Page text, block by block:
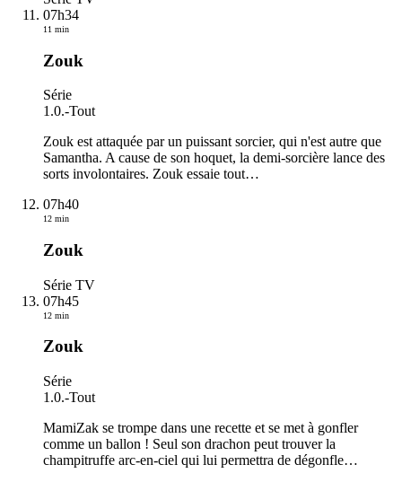
07h34
11 min
Zouk
Série
1.0.-Tout
Zouk est attaquée par un puissant sorcier, qui n'est autre que
Samantha. A cause de son hoquet, la demi-sorcière lance des
sorts involontaires. Zouk essaie tout…
07h40
12 min
Zouk
Série TV
07h45
12 min
Zouk
Série
1.0.-Tout
MamiZak se trompe dans une recette et se met à gonfler
comme un ballon ! Seul son drachon peut trouver la
champitruffe arc-en-ciel qui lui permettra de dégonfle…